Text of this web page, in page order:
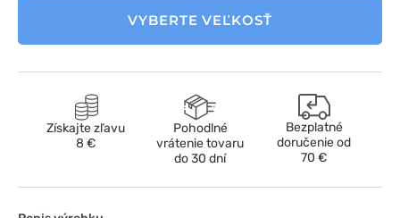
VYBERTE VEĽKOSŤ
Získajte zľavu
8 €
Pohodlné
vrátenie tovaru
do 30 dní
Bezplatné
doručenie od
70 €